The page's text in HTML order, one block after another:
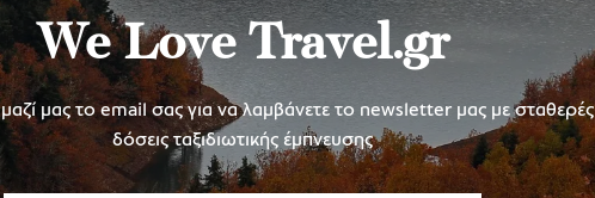
We Love Travel.gr
μαζί μας το email σας για να λαμβάνετε το newsletter μας με σταθερές
δόσεις ταξιδιωτικής έμπνευσης